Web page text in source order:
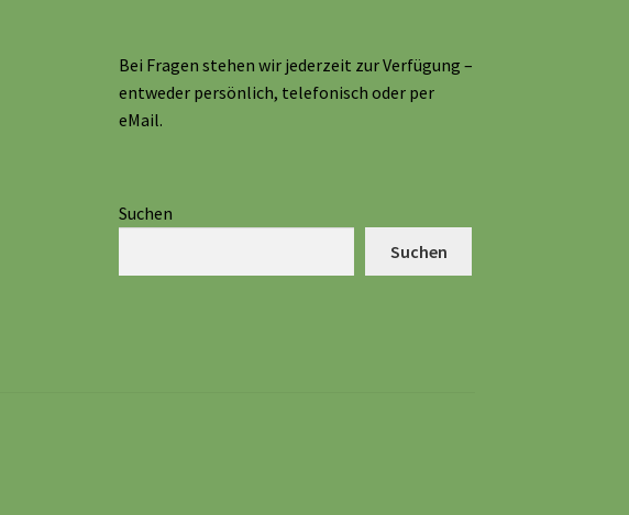
Bei Fragen stehen wir jederzeit zur Verfügung –
entweder persönlich, telefonisch oder per
eMail.
Suchen
Suchen